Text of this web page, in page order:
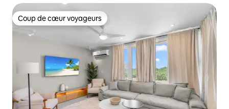
Coup de cœur voyageurs
Coup de cœur voyageurs